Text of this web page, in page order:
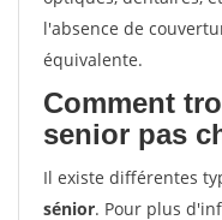
l'absence de
équivalente.
Comment
senior pas
Il existe différentes
sénior. Pour plus